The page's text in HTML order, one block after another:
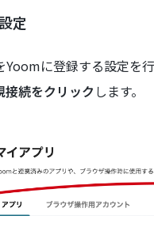
定
に登録する設定を
接続をクリック します。